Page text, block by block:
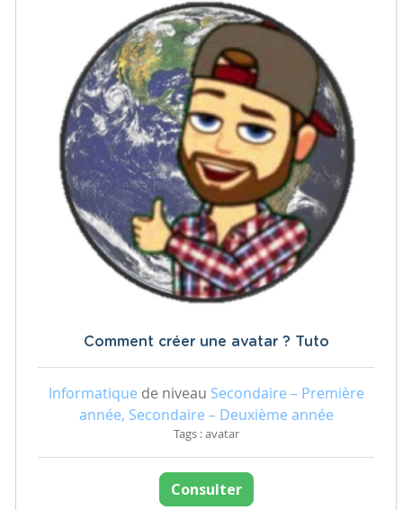
Comment créer une avatar ? Tuto
Informatique de niveau Secondaire – Première
année, Secondaire – Deuxième année
Tags : avatar
Consulter